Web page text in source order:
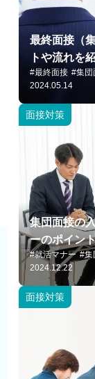
最終面接（
トや流れを
#最終面接 #集団
2024.05.14
面接対策
集団面接の
ーのポイン
#就活マナー #集
2024.12.22
面接対策